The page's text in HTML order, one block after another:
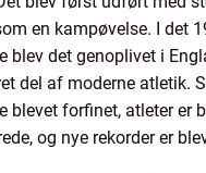
en kampøvelse. I det
blev det genoplivet i
del af moderne atletik.
blevet forfinet, atleter er
og nye rekorder er